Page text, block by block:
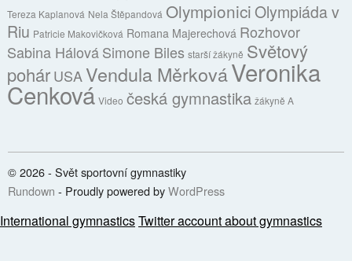
Tereza Kaplanová Nela Štěpandová OlympioniciOlympiáda v
Riu Patricie Makovičková Romana Majerechová Rozhovor
Sabina HálováSimone Biles starší žákyně Světový
pohárUSAVendula MěrkováVeronika
Cenková Video česká gymnastika žákyně A
© 2026 - Svět sportovní gymnastiky
Rundown - Proudly powered byWordPress
International gymnasticsTwitter account about gymnastics